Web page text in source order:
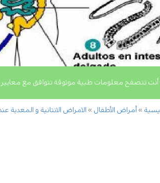
أنت تتصفح معلومات طبية موثوقة تتوافق مع
أمراض الأطفال الامراض الانتانية و المعدية